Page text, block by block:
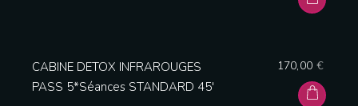
CABINE DETOX INFRAROUGES
PASS 5*Séances STANDARD 45′
170,00 €